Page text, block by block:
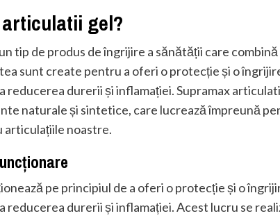
gel?
tip de produs de îngrijire a sănătății care
sunt create pentru a oferi o protecție și o
reducerea durerii și inflamației. Supramax
naturale și sintetice, care lucrează împreună
articulațiile noastre.
pe principiul de a oferi o protecție și o
reducerea durerii și inflamației. Acest lucru se